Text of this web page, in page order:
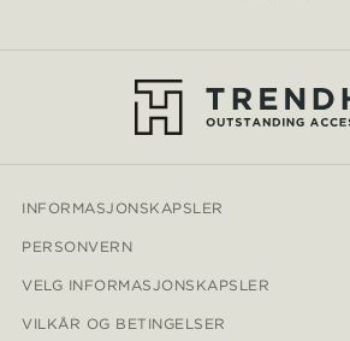
INFORMASJONSKAPSLER
PERSONVERN
VELG INFORMASJONSKAPSLER
VILKÅR OG BETINGELSER